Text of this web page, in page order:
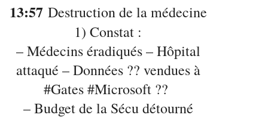
13:57 Destruction de la médecine
1) Constat :
– Médecins éradiqués – Hôpital
attaqué – Données ?? vendues à
#Gates #Microsoft ??
– Budget de la Sécu détourné